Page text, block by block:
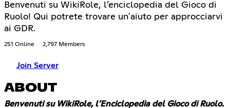
Benvenuti su WikiRole, l’enciclopedia del Gioco di
Ruolo! Qui potrete trovare un'aiuto per approcciarvi
ai GDR.
251 Online 2,797 Members
Join Server
ABOUT
Benvenuti su WikiRole, l’Enciclopedia del Gioco di Ruolo.